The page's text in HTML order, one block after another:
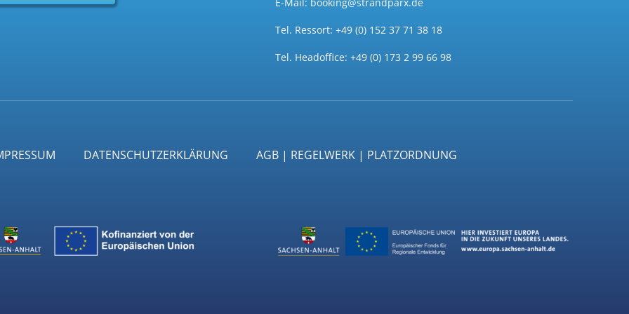
Tel. Ressort: +49 (0) 152 37 71 38 18
Tel. Headoffice: +49 (0) 173 2 99 66 98
DATENSCHUTZERKLÄRUNG AGB | REGELWERK | PLATZORDNUNG